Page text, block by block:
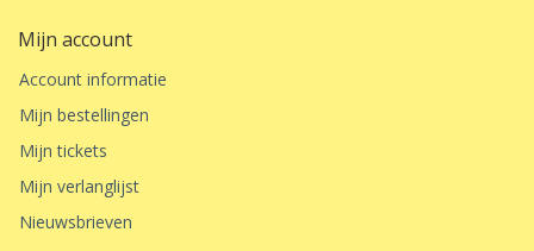
Mijn account
Account informatie
Mijn bestellingen
Mijn tickets
Mijn verlanglijst
Nieuwsbrieven